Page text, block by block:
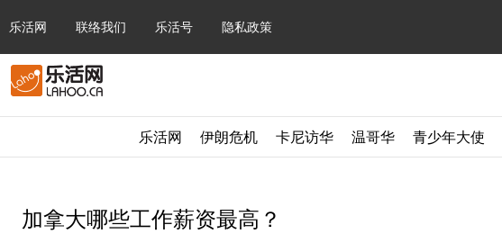
乐活网 联络我们 乐活号 隐私政策
乐活网 伊朗危机 卡尼访华 温哥华 青少年大使
加拿大哪些工作薪资最高？